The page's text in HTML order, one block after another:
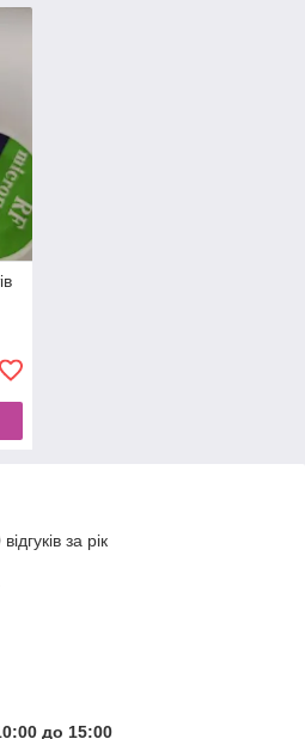
за рік
до 15:00